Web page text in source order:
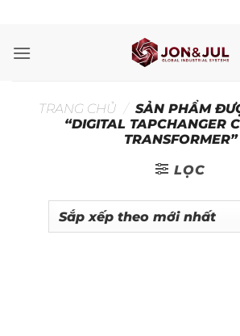
nội
TRANG CHỦ / SẢN PHẨM
“DIGITAL TAPCHANGER
TRANSFORMER”
LỌC